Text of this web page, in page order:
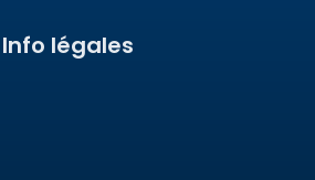
Info légales​